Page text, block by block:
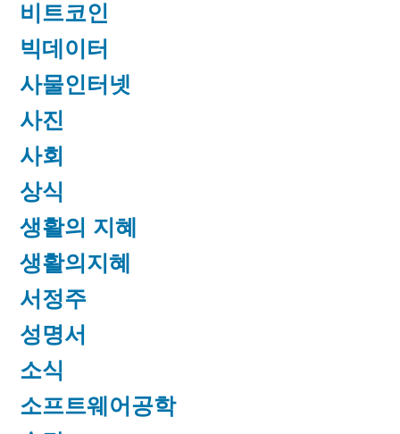
비트코인
빅데이터
사물인터넷
사진
사회
상식
생활의 지혜
생활의지혜
서정주
성명서
소식
소프트웨어공학